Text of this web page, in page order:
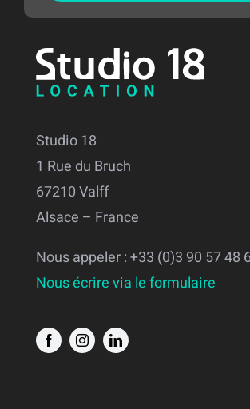
Studio 18
1 Rue du Bruch
67210 Valff
Alsace – France
Nous appeler : +33 (0)3 90 57 48
Nous écrire via le formulaire